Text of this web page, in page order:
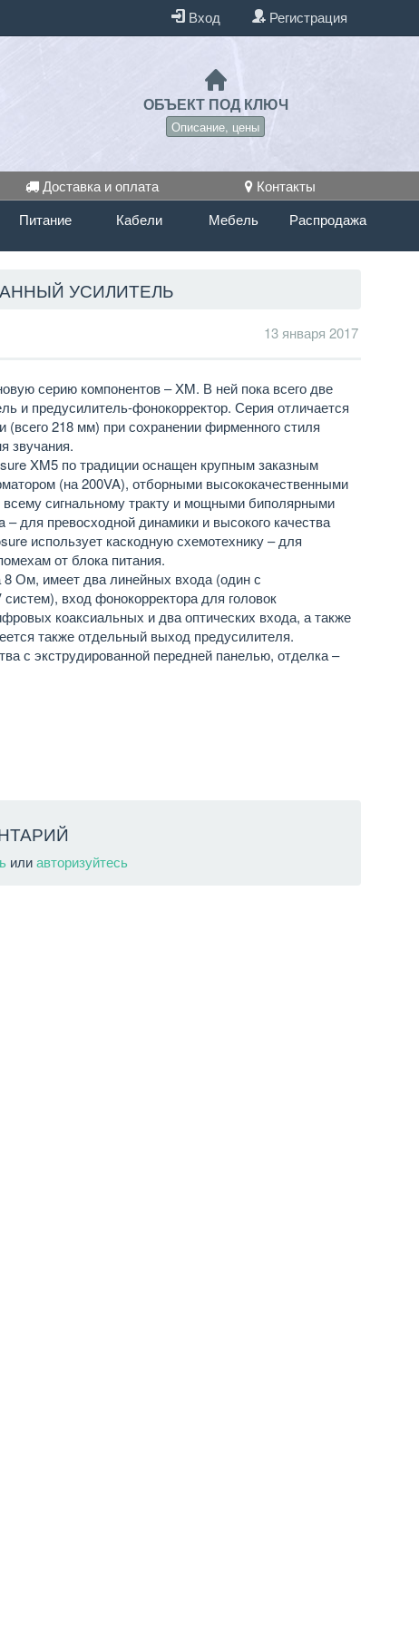
Вход Регистрация
ОБЪЕКТ ПОД КЛЮЧ
Описание, цены
Доставка и оплата
Контакты
Питание Кабели Мебель Распродажа
УСИЛИТЕЛЬ
13 января 2017
серию компонентов – XM. В ней пока всего две
и предусилитель-фонокорректор. Серия отличается
218 мм) при сохранении фирменного стиля
звучания.
XM5 по традиции оснащен крупным заказным
(на 200VA), отборными высококачественными
всему сигнальному тракту и мощными биполярными
для превосходной динамики и высокого качества
использует каскодную схемотехнику – для
от блока питания.
Ом, имеет два линейных входа (один с
вход фонокорректора для головок
коаксиальных и два оптических входа, а также
также отдельный выход предусилителя.
с экструдированной передней панелью, отделка –
илиавторизуйтесь